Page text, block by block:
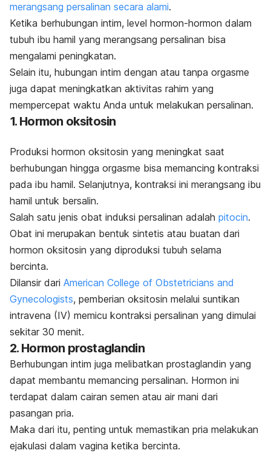
merangsang persalinan secara alami.
Ketika berhubungan intim, level hormon-hormon dalam
tubuh ibu hamil yang merangsang persalinan bisa
mengalami peningkatan.
Selain itu, hubungan intim dengan atau tanpa orgasme
juga dapat meningkatkan aktivitas rahim yang
mempercepat waktu Anda untuk melakukan persalinan.
1. Hormon oksitosin
Produksi hormon oksitosin yang meningkat saat
berhubungan hingga orgasme bisa memancing kontraksi
pada ibu hamil. Selanjutnya, kontraksi ini merangsang ibu
hamil untuk bersalin.
Salah satu jenis obat induksi persalinan adalah pitocin.
Obat ini merupakan bentuk sintetis atau buatan dari
hormon oksitosin yang diproduksi tubuh selama
bercinta.
Dilansir dari American College of Obstetricians and
Gynecologists, pemberian oksitosin melalui suntikan
intravena (IV) memicu kontraksi persalinan yang dimulai
sekitar 30 menit.
2. Hormon prostaglandin
Berhubungan intim juga melibatkan prostaglandin yang
dapat membantu memancing persalinan. Hormon ini
terdapat dalam cairan semen atau air mani dari
pasangan pria.
Maka dari itu, penting untuk memastikan pria melakukan
ejakulasi dalam vagina ketika bercinta.